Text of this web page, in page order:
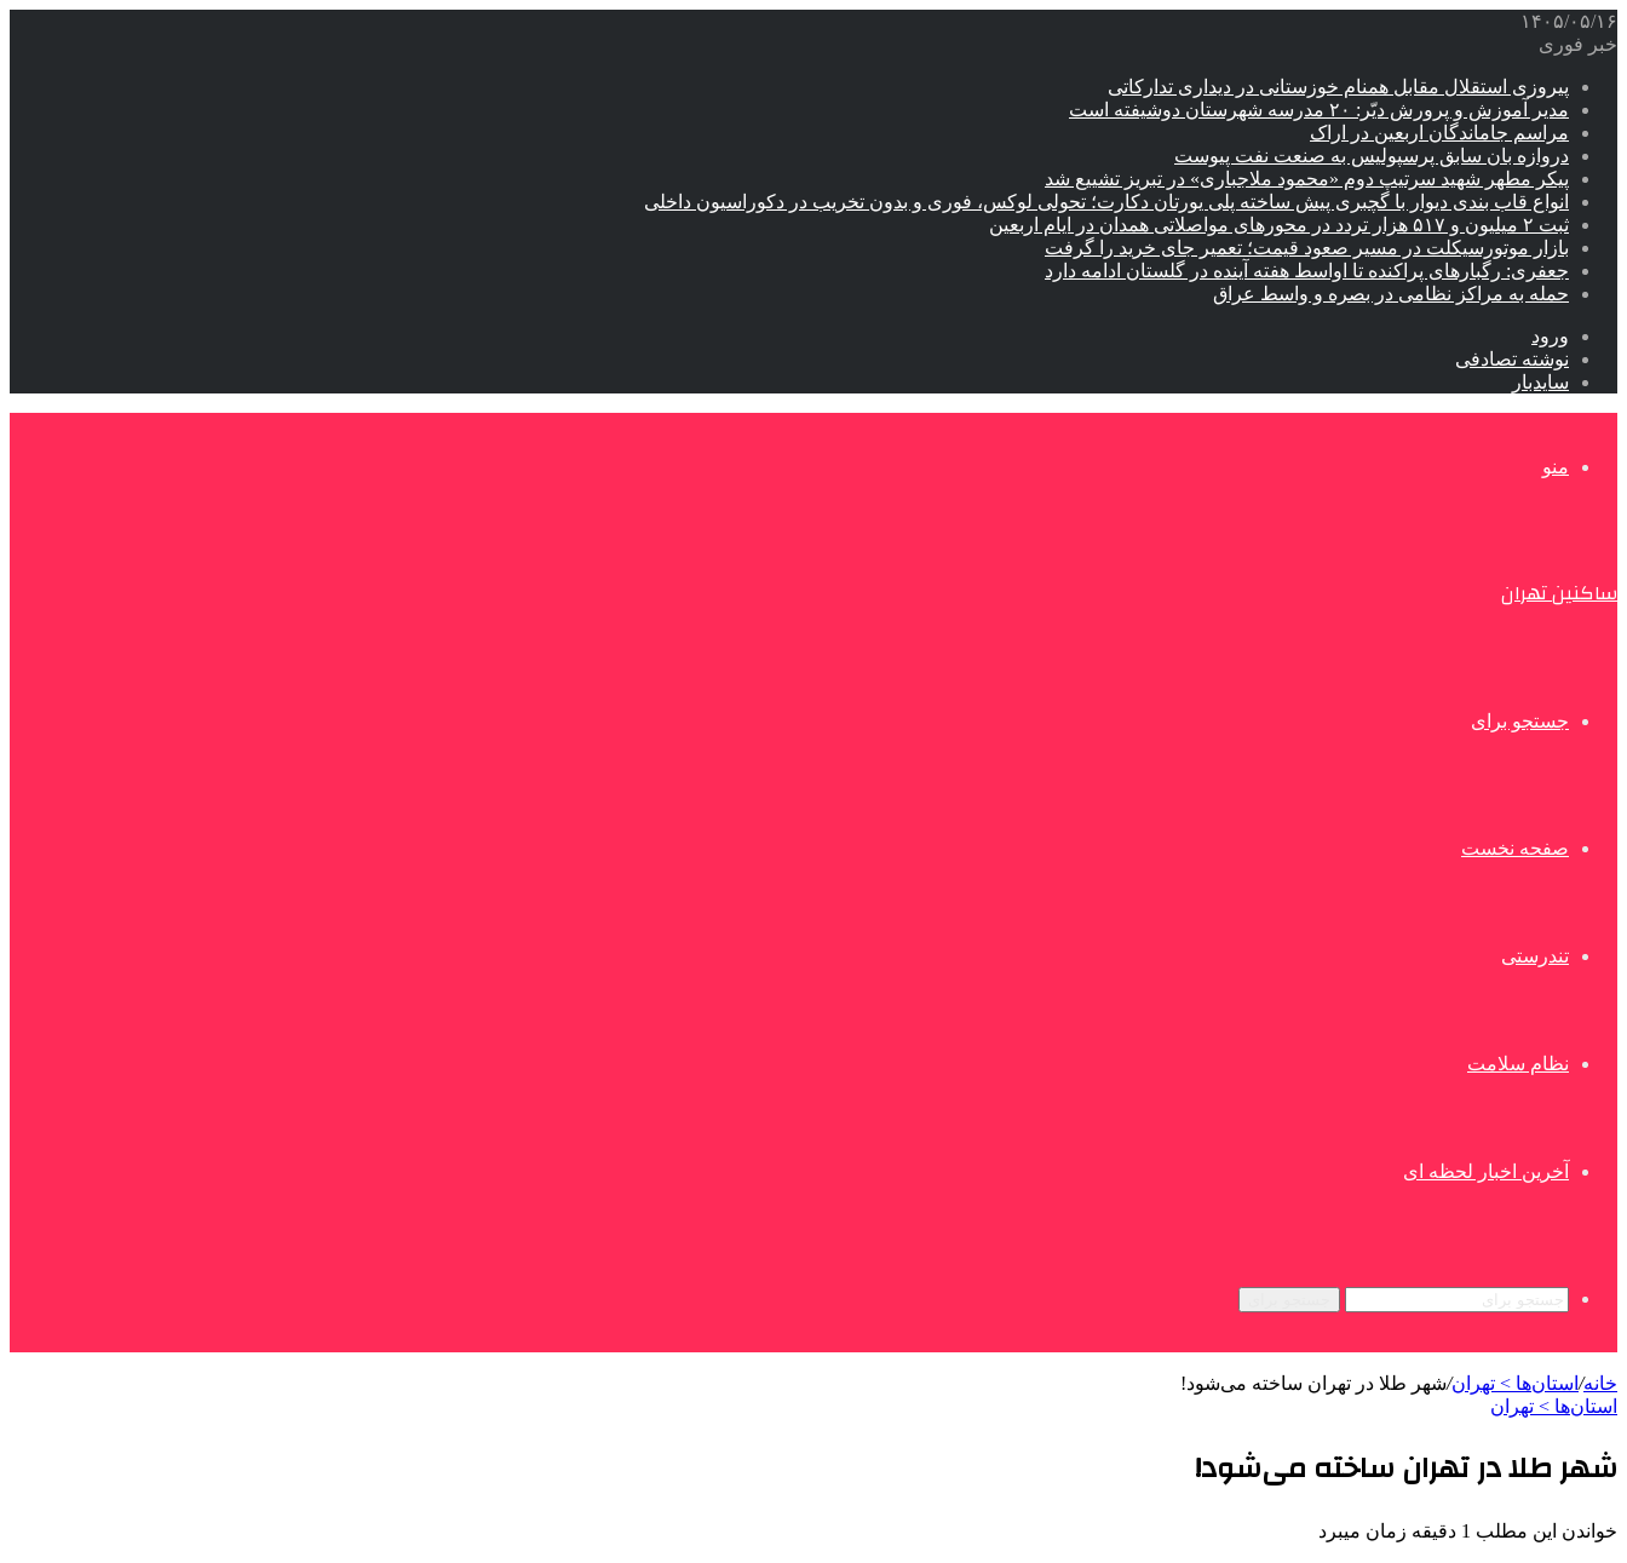
۱۴۰۵/۰۵/۱۶
خبر فوری
پیروزی استقلال مقابل همنام خوزستانی در دیداری تدارکاتی
مدیر آموزش و پرورش دیّر: ۲۰ مدرسه شهرستان دوشیفته است
مراسم جاماندگان اربعین در اراک
دروازه بان سابق پرسپولیس به صنعت نفت پیوست
پیکر مطهر شهید سرتیپ دوم «محمود ملاجباری» در تبریز تشییع شد
انواع قاب بندی دیوار با گچبری پیش ساخته پلی یورتان دکارت؛ تحولی لوکس، فوری و بدون تخریب در دکوراسیون داخلی
ثبت ۲ میلیون و ۵۱۷ هزار تردد در محورهای مواصلاتی همدان در ایام اربعین
بازار موتورسیکلت در مسیر صعود قیمت؛ تعمیر جای خرید را گرفت
جعفری: رگبارهای پراکنده تا اواسط هفته آینده در گلستان ادامه دارد
حمله به مراکز نظامی در بصره و واسط عراق
ورود
نوشته تصادفی
سایدبار
منو
ساکنین تهران
جستجو برای
صفحه نخست
تندرستی
نظام سلامت
آخرین اخبار لحظه ای
خانه/ استان‌ها > تهران/شهر طلا در تهران ساخته می‌شود!
استان‌ها > تهران
شهر طلا در تهران ساخته می‌شود!
خواندن این مطلب 1 دقیقه زمان میبرد